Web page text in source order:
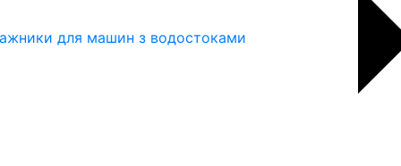
для машин з водостоками